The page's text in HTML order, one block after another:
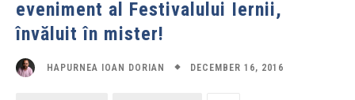
eveniment al Festivalului Iernii,
învăluit în mister!
HAPURNEA IOAN DORIAN DECEMBER 16, 2016